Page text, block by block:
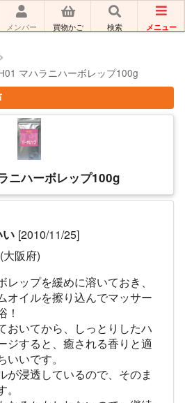
メンバー 買物かご 検索 メニュー
マハラニハーボレップ100g
ニハーボレップ100g
[2010/11/25]
阪府)
ップを緩めに溶いておき、
オイルを擦り込んでマッサー
！
おいてから、しっとりしたハ
ジすると、癒される香りと適
いです。
が浸透しているので、そのま